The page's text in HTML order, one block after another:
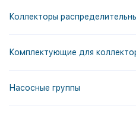
Коллекторы
Комплектующие для
Насосные группы